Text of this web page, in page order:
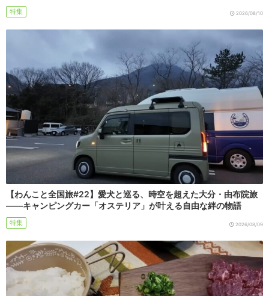
特集 2026/08/10
【わんこと全国旅#22】愛犬と巡る、時空を超えた大分・由布院旅
――キャンピングカー「オステリア」が叶える自由な絆の物語
特集 2026/08/09